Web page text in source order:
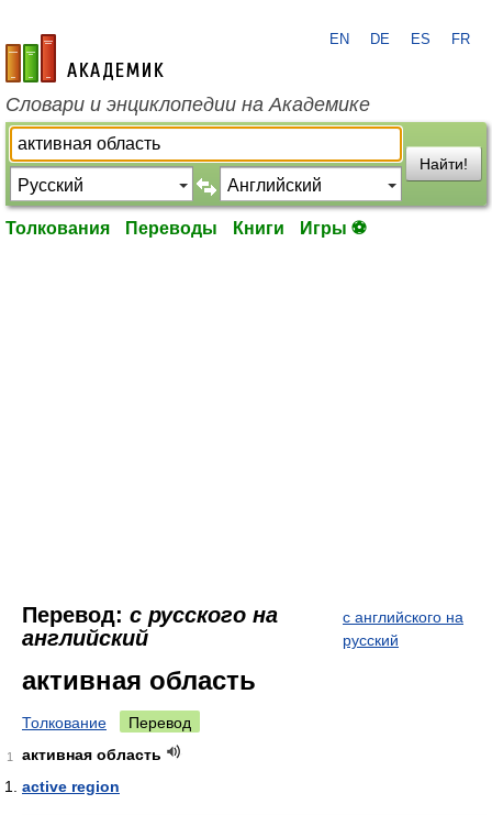
academic.ru
EN DE ES FR
Словари и энциклопедии на Академике
Найти!
Толкования Переводы Книги Игры ⚽
Перевод: с русского на
английский
с английского на
русский
активная область
Толкование Перевод
1
активная область
active region